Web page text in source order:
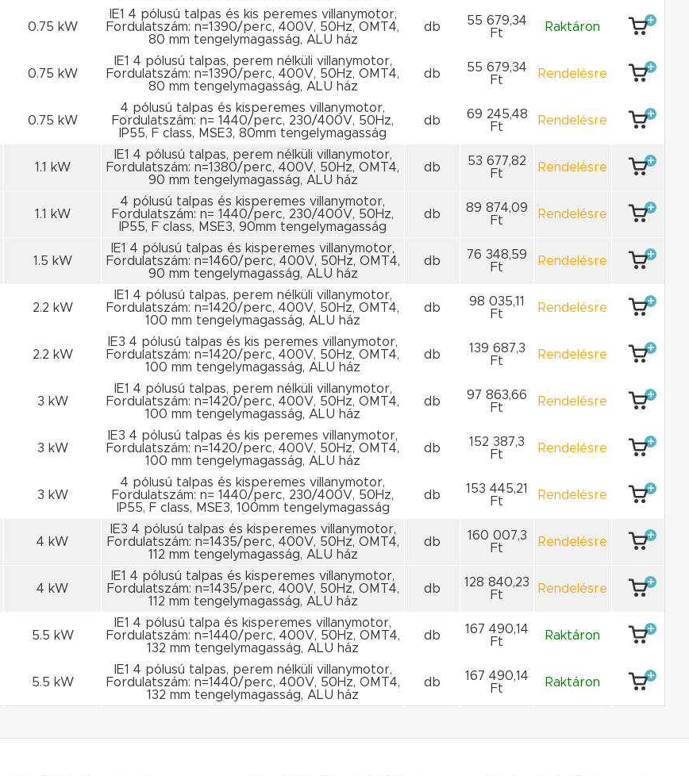
0.75 kW
IE1 4 pólusú talpas és kis peremes villanymotor,
Fordulatszám: n=1390/perc, 400V, 50Hz, OMT4,
80 mm tengelymagasság, ALU ház
db
55 679,34
Ft
Raktáron
0.75 kW
IE1 4 pólusú talpas, perem nélküli villanymotor,
Fordulatszám: n=1390/perc, 400V, 50Hz, OMT4,
80 mm tengelymagasság, ALU ház
db
55 679,34
Ft
Rendelésre
0.75 kW
4 pólusú talpas és kisperemes villanymotor,
Fordulatszám: n= 1440/perc, 230/400V, 50Hz,
IP55, F class, MSE3, 80mm tengelymagasság
db
69 245,48
Ft
Rendelésre
1.1 kW
IE1 4 pólusú talpas, perem nélküli villanymotor,
Fordulatszám: n=1380/perc, 400V, 50Hz, OMT4,
90 mm tengelymagasság, ALU ház
db
53 677,82
Ft
Rendelésre
1.1 kW
4 pólusú talpas és kisperemes villanymotor,
Fordulatszám: n= 1440/perc, 230/400V, 50Hz,
IP55, F class, MSE3, 90mm tengelymagasság
db
89 874,09
Ft
Rendelésre
1.5 kW
IE1 4 pólusú talpas és kisperemes villanymotor,
Fordulatszám: n=1460/perc, 400V, 50Hz, OMT4,
90 mm tengelymagasság, ALU ház
db
76 348,59
Ft
Rendelésre
2.2 kW
IE1 4 pólusú talpas, perem nélküli villanymotor,
Fordulatszám: n=1420/perc, 400V, 50Hz, OMT4,
100 mm tengelymagasság, ALU ház
db
98 035,11
Ft
Rendelésre
2.2 kW
IE3 4 pólusú talpas és kis peremes villanymotor,
Fordulatszám: n=1420/perc, 400V, 50Hz, OMT4,
100 mm tengelymagasság, ALU ház
db
139 687,3
Ft
Rendelésre
3 kW
IE1 4 pólusú talpas, perem nélküli villanymotor,
Fordulatszám: n=1420/perc, 400V, 50Hz, OMT4,
100 mm tengelymagasság, ALU ház
db
97 863,66
Ft
Rendelésre
3 kW
IE3 4 pólusú talpas és kis peremes villanymotor,
Fordulatszám: n=1420/perc, 400V, 50Hz, OMT4,
100 mm tengelymagasság, ALU ház
db
152 387,3
Ft
Rendelésre
3 kW
4 pólusú talpas és kisperemes villanymotor,
Fordulatszám: n= 1440/perc, 230/400V, 50Hz,
IP55, F class, MSE3, 100mm tengelymagasság
db
153 445,21
Ft
Rendelésre
4 kW
IE3 4 pólusú talpas és kisperemes villanymotor,
Fordulatszám: n=1435/perc, 400V, 50Hz, OMT4,
112 mm tengelymagasság, ALU ház
db
160 007,3
Ft
Rendelésre
4 kW
IE1 4 pólusú talpas és kisperemes villanymotor,
Fordulatszám: n=1435/perc, 400V, 50Hz, OMT4,
112 mm tengelymagasság, ALU ház
db
128 840,23
Ft
Rendelésre
5.5 kW
IE1 4 pólusú talpa és kisperemes villanymotor,
Fordulatszám: n=1440/perc, 400V, 50Hz, OMT4,
132 mm tengelymagasság, ALU ház
db
167 490,14
Ft
Raktáron
5.5 kW
IE1 4 pólusú talpas, perem nélküli villanymotor,
Fordulatszám: n=1440/perc, 400V, 50Hz, OMT4,
132 mm tengelymagasság, ALU ház
db
167 490,14
Ft
Raktáron